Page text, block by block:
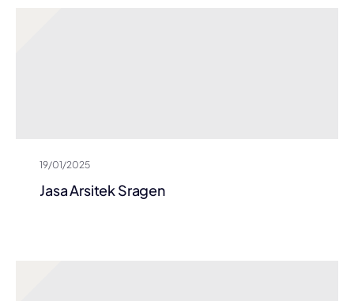
19/01/2025
Jasa Arsitek Sragen